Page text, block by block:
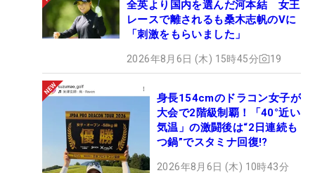
全英より国内を選んだ河本結 女王
レースで離されるも桑木志帆のVに
「刺激をもらいました」
2026年8月6日 (木) 15時45分 19
身長154cmのドラコン女子が
大会で2階級制覇！「40°近い
気温」の激闘後は“2日連続も
つ鍋”でスタミナ回復!?
2026年8月6日 (木) 10時43分